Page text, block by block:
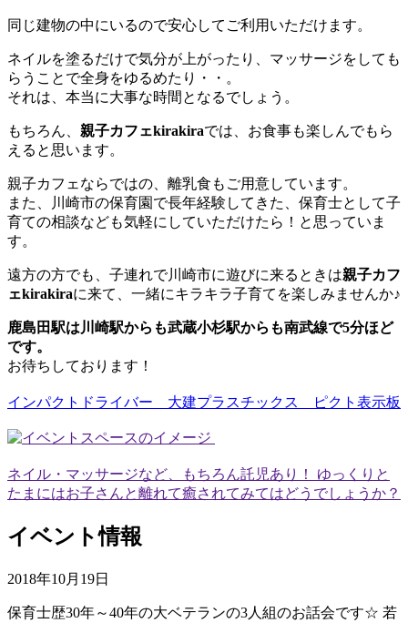
同じ建物の中にいるので安心してご利用いただけます。
ネイルを塗るだけで気分が上がったり、マッサージをしても
らうことで全身をゆるめたり・・。
それは、本当に大事な時間となるでしょう。
もちろん、 親子カフェkirakiraでは、お食事も楽しんでもら
えると思います。
親子カフェならではの、離乳食もご用意しています。
また、川崎市の保育園で長年経験してきた、保育士として子
育ての相談なども気軽にしていただけたら！と思っていま
す。
遠方の方でも、子連れで川崎市に遊びに来るときは親子カフ
ェkirakiraに来て、一緒にキラキラ子育てを楽しみませんか♪
鹿島田駅は川崎駅からも武蔵小杉駅からも南武線で5分ほど
です。
お待ちしております！
インパクトドライバー 大建プラスチックス ピクト表示板
ネイル・マッサージなど、もちろん託児あり！ ゆっくりと
たまにはお子さんと離れて癒されてみてはどうでしょうか？
イベント情報
2018年10月19日
保育士歴30年～40年の大ベテランの3人組のお話会です☆ 若